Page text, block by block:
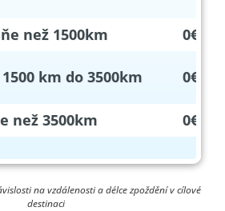
než 1500km 0€
1500 km do 3500km 0€
než 3500km 0€
na vzdálenosti a délce zpoždění v cílové
destinaci